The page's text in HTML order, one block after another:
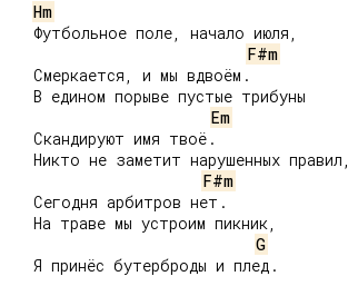
Hm
Футбольное поле, начало июля,
F#m
Смеркается, и мы вдвоём.
В едином порыве пустые трибуны
Em
Скандируют имя твоё.
Никто не заметит нарушенных правил,
F#m
Сегодня арбитров нет.
На траве мы устроим пикник,
G
Я принёс бутерброды и плед.